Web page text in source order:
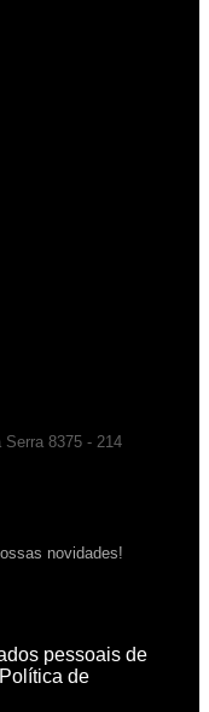
8375 - 214
novidades!
pessoais de
de